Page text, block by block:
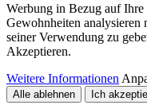
Werbung in Bezug auf
Gewohnheiten
seiner Verwendung zu
Akzeptieren.
Weitere Informationen
Alle ablehnen Ich